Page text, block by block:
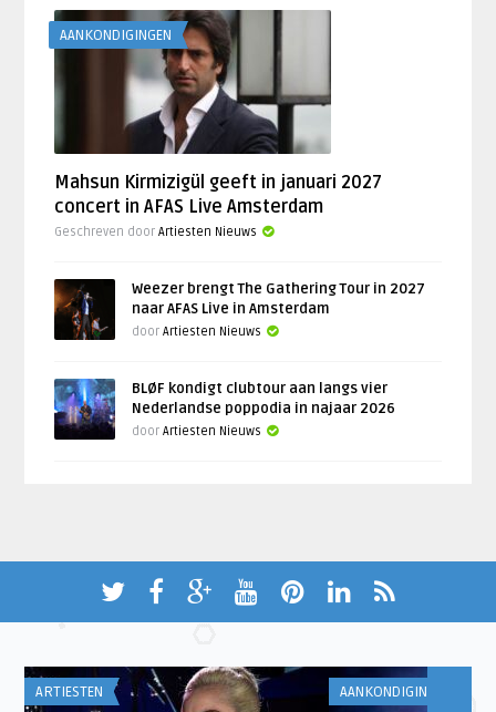
AANKONDIGINGEN
Mahsun Kirmizigül geeft in januari 2027
concert in AFAS Live Amsterdam
Geschreven doorArtiesten Nieuws
Weezer brengt The Gathering Tour in 2027
naar AFAS Live in Amsterdam
doorArtiesten Nieuws
BLØF kondigt clubtour aan langs vier
Nederlandse poppodia in najaar 2026
doorArtiesten Nieuws
ARTIESTEN AANKONDIGINGEN